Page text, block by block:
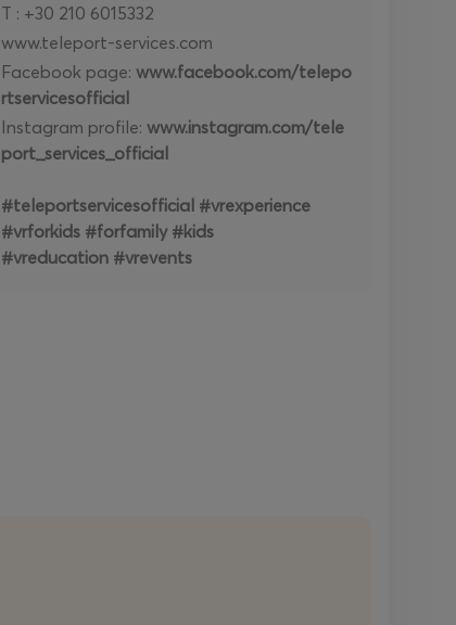
T : +30 210 6015332
www.teleport-services.com
Facebook page: www.facebook.com/telepo
rtservicesofficial
Instagram profile: www.instagram.com/tele
port_services_official
#teleportservicesofficial #vrexperience
#vrforkids #forfamily #kids
#vreducation #vrevents